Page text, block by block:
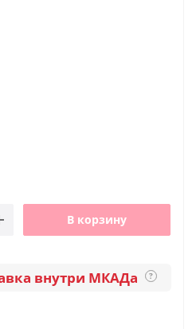
В корзину
внутри МКАДа ?